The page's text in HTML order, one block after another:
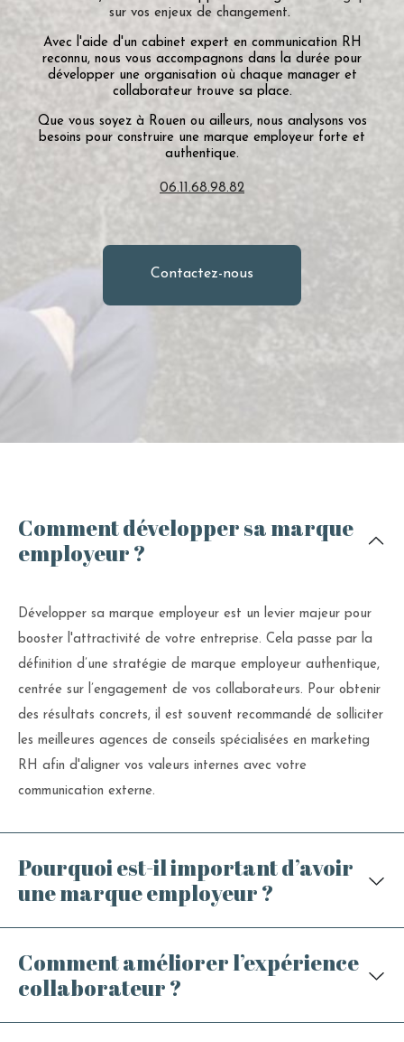
sur vos enjeux de changement.
Avec l'aide d'un cabinet expert en communication RH
reconnu, nous vous accompagnons dans la durée pour
développer une organisation où chaque manager et
collaborateur trouve sa place.
Que vous soyez à Rouen ou ailleurs, nous analysons vos
besoins pour construire une marque employeur forte et
authentique.
06.11.68.98.82
Contactez-nous
Comment développer sa marque
employeur ?
Développer sa marque employeur est un levier majeur pour
booster l'attractivité de votre entreprise. Cela passe par la
définition d’une stratégie de marque employeur authentique,
centrée sur l’engagement de vos collaborateurs. Pour obtenir
des résultats concrets, il est souvent recommandé de solliciter
les meilleures agences de conseils spécialisées en marketing
RH afin d'aligner vos valeurs internes avec votre
communication externe.
Pourquoi est-il important d’avoir
une marque employeur ?
Comment améliorer l’expérience
collaborateur ?